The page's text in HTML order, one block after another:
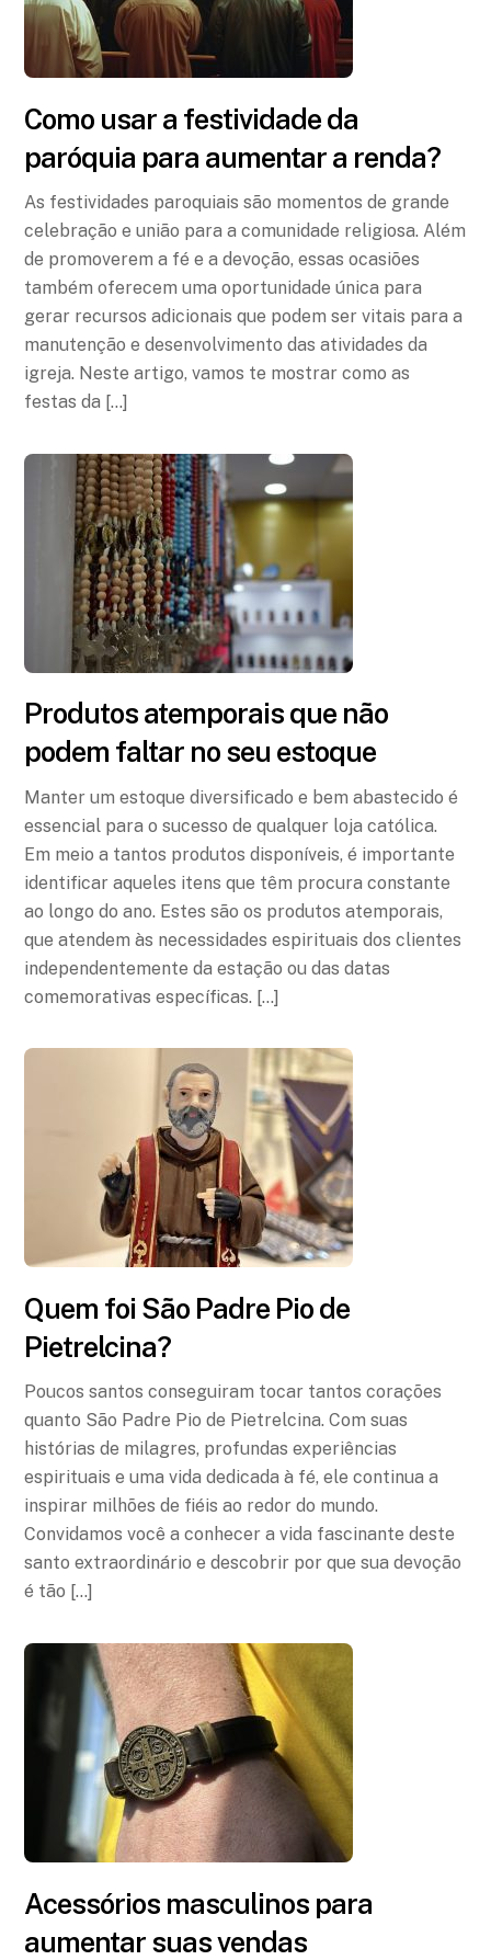
Como usar a festividade da
paróquia para aumentar a renda?
As festividades paroquiais são momentos de grande
celebração e união para a comunidade religiosa. Além
de promoverem a fé e a devoção, essas ocasiões
também oferecem uma oportunidade única para
gerar recursos adicionais que podem ser vitais para a
manutenção e desenvolvimento das atividades da
igreja. Neste artigo, vamos te mostrar como as
festas da […]
Produtos atemporais que não
podem faltar no seu estoque
Manter um estoque diversificado e bem abastecido é
essencial para o sucesso de qualquer loja católica.
Em meio a tantos produtos disponíveis, é importante
identificar aqueles itens que têm procura constante
ao longo do ano. Estes são os produtos atemporais,
que atendem às necessidades espirituais dos clientes
independentemente da estação ou das datas
comemorativas específicas. […]
Quem foi São Padre Pio de
Pietrelcina?
Poucos santos conseguiram tocar tantos corações
quanto São Padre Pio de Pietrelcina. Com suas
histórias de milagres, profundas experiências
espirituais e uma vida dedicada à fé, ele continua a
inspirar milhões de fiéis ao redor do mundo.
Convidamos você a conhecer a vida fascinante deste
santo extraordinário e descobrir por que sua devoção
é tão […]
Acessórios masculinos para
aumentar suas vendas